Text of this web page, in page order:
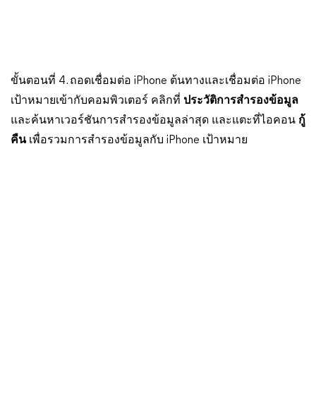
ขั้นตอนที่ 4. ถอดเชื่อมต่อ iPhone ต้นทางและเชื่อมต่อ iPhone
เป้าหมายเข้ากับคอมพิวเตอร์ คลิกที่ ประวัติการสำรองข้อมูล
และค้นหาเวอร์ชันการสำรองข้อมูลล่าสุด และแตะที่ไอคอน กู้
คืน เพื่อรวมการสำรองข้อมูลกับ iPhone เป้าหมาย